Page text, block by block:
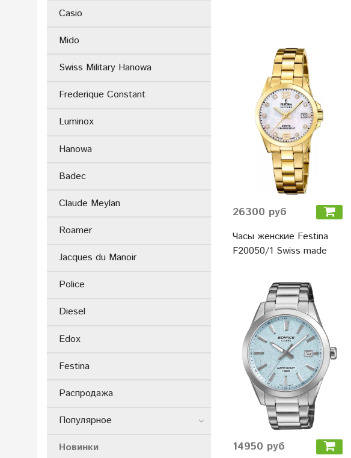
26300 руб
Часы женские Festina
F20050/1 Swiss made
14950 руб
Casio
Mido
Swiss Military Hanowa
Frederique Constant
Luminox
Hanowa
Badec
Claude Meylan
Roamer
Jacques du Manoir
Police
Diesel
Edox
Festina
Распродажа
Популярное
Новинки